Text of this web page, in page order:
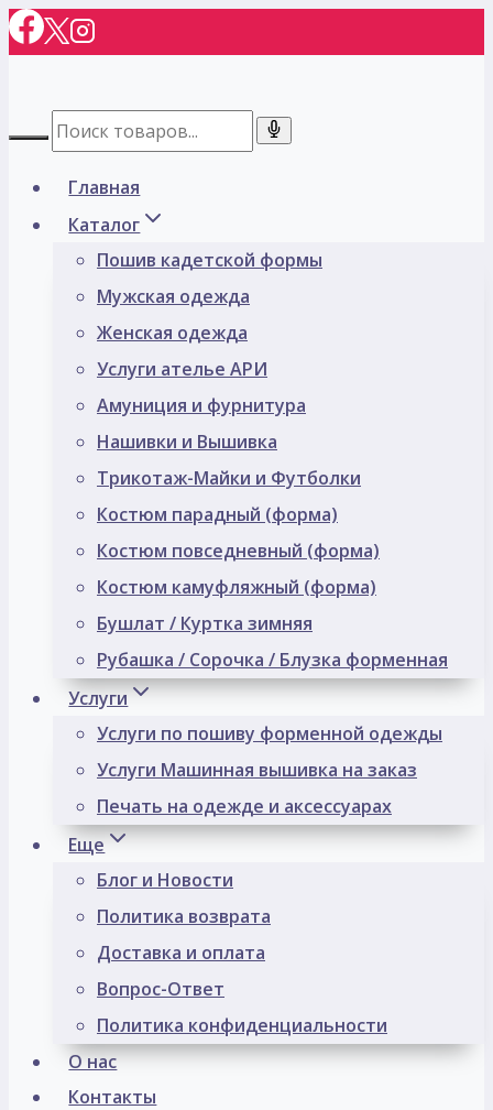
Перейти
к
Главная
Каталог
Пошив кадетской формы
Мужская одежда
Женская одежда
Услуги ателье АРИ
Амуниция и фурнитура
Нашивки и Вышивка
Трикотаж-Майки и Футболки
Костюм парадный (форма)
Костюм повседневный (форма)
Костюм камуфляжный (форма)
Бушлат / Куртка зимняя
Рубашка / Сорочка / Блузка форменная
Услуги
Услуги по пошиву форменной одежды
Услуги Машинная вышивка на заказ
Печать на одежде и аксессуарах
Еще
Блог и Новости
Политика возврата
Доставка и оплата
Вопрос-Ответ
Политика конфиденциальности
О нас
Контакты